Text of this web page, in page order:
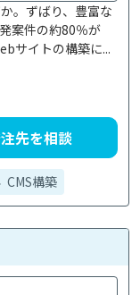
。ずばり、豊富な
案件の約80％が
サイトの構築に...
先を相談
CMS構築